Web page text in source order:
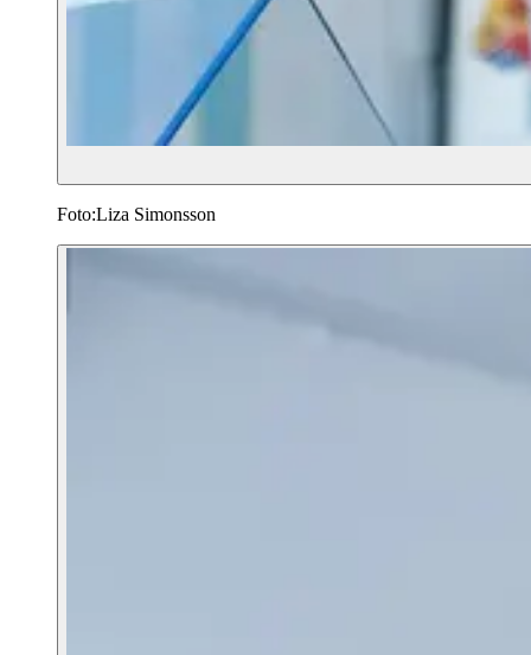
Foto:Liza Simonsson